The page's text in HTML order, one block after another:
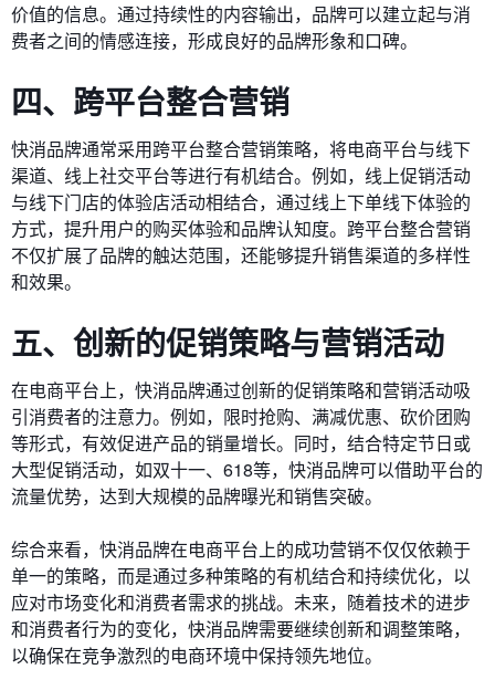
价值的信息。通过持续性的内容输出，品牌可以建立起与消
费者之间的情感连接，形成良好的品牌形象和口碑。
四、跨平台整合营销
快消品牌通常采用跨平台整合营销策略，将电商平台与线下
渠道、线上社交平台等进行有机结合。例如，线上促销活动
与线下门店的体验店活动相结合，通过线上下单线下体验的
方式，提升用户的购买体验和品牌认知度。跨平台整合营销
不仅扩展了品牌的触达范围，还能够提升销售渠道的多样性
和效果。
五、创新的促销策略与营销活动
在电商平台上，快消品牌通过创新的促销策略和营销活动吸
引消费者的注意力。例如，限时抢购、满减优惠、砍价团购
等形式，有效促进产品的销量增长。同时，结合特定节日或
大型促销活动，如双十一、618等，快消品牌可以借助平台的
流量优势，达到大规模的品牌曝光和销售突破。
综合来看，快消品牌在电商平台上的成功营销不仅仅依赖于
单一的策略，而是通过多种策略的有机结合和持续优化，以
应对市场变化和消费者需求的挑战。未来，随着技术的进步
和消费者行为的变化，快消品牌需要继续创新和调整策略，
以确保在竞争激烈的电商环境中保持领先地位。